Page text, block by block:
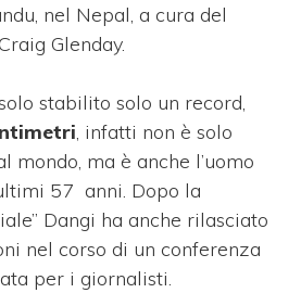
nel Nepal, a cura del
Glenday.
stabilito solo un record,
, infatti non è solo
mondo, ma è anche l’uomo
57 anni. Dopo la
Dangi ha anche rilasciato
nel corso di un conferenza
per i giornalisti.